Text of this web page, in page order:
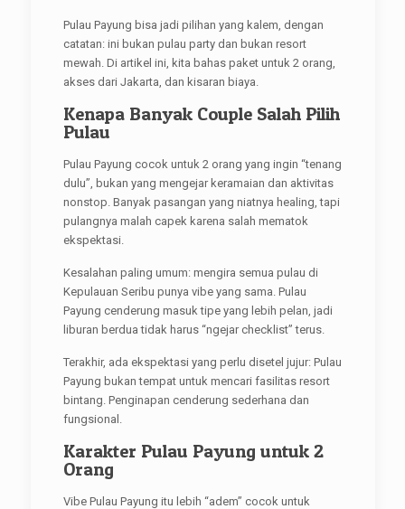
Pulau Payung bisa jadi pilihan yang kalem, dengan
catatan: ini bukan pulau party dan bukan resort
mewah. Di artikel ini, kita bahas paket untuk 2 orang,
akses dari Jakarta, dan kisaran biaya.
Kenapa Banyak Couple Salah Pilih
Pulau
Pulau Payung cocok untuk 2 orang yang ingin “tenang
dulu”, bukan yang mengejar keramaian dan aktivitas
nonstop. Banyak pasangan yang niatnya healing, tapi
pulangnya malah capek karena salah mematok
ekspektasi.
Kesalahan paling umum: mengira semua pulau di
Kepulauan Seribu punya vibe yang sama. Pulau
Payung cenderung masuk tipe yang lebih pelan, jadi
liburan berdua tidak harus “ngejar checklist” terus.
Terakhir, ada ekspektasi yang perlu disetel jujur: Pulau
Payung bukan tempat untuk mencari fasilitas resort
bintang. Penginapan cenderung sederhana dan
fungsional.
Karakter Pulau Payung untuk 2
Orang
Vibe Pulau Payung itu lebih “adem” cocok untuk